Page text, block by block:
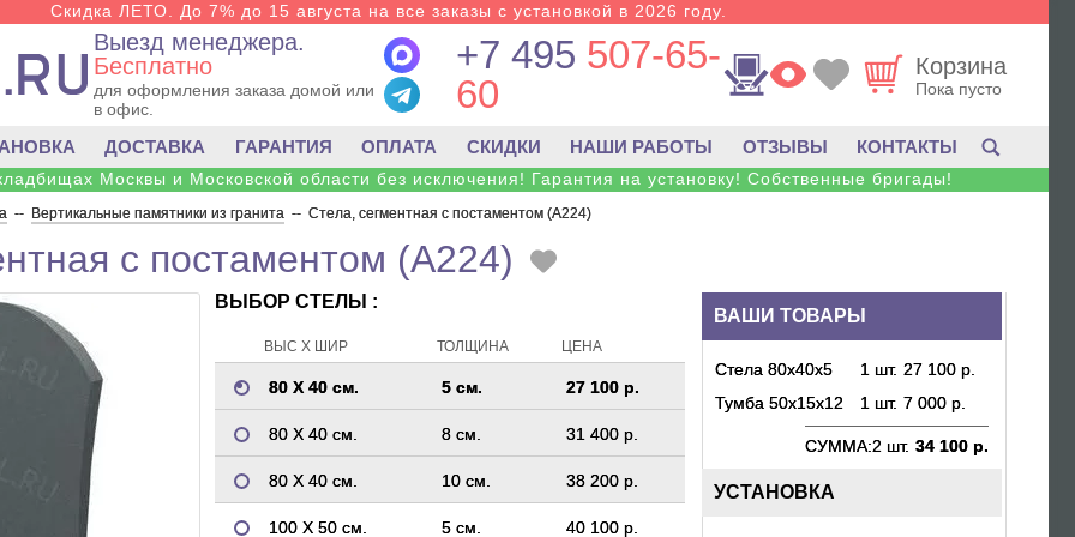
Скидка ЛЕТО. До 7% до 15 августа на все заказы с установкой в 2026 году.
Выезд менеджера.
Бесплатно
для оформления заказа домой или
в офис.
+7 495 507-65-
60
Корзина
Пока пусто
ДОСТАВКА ГАРАНТИЯ ОПЛАТА СКИДКИ НАШИ РАБОТЫ ОТЗЫВЫ КОНТАКТЫ
Москвы и Московской области без исключения! Гарантия на установку! Собственные бригады!
-- Вертикальные памятники из гранита -- Стела, сегментная с постаментом (A224)
с постаментом (A224)
ВАШИ ТОВАРЫ
Стела 80х40х5 1 шт. 27 100 р.
Тумба 50х15х12
1 шт. 7 000 р.
СУММА:2 шт. 34 100 р.
УСТАНОВКА
ВЫБОР СТЕЛЫ :
ВЫС Х ШИР ТОЛЩИНА ЦЕНА
80 Х 40 см. 5 см. 27 100 р.
80 Х 40 см. 8 см. 31 400 р.
80 Х 40 см. 10 см. 38 200 р.
100 Х 50 см. 5 см. 40 100 р.